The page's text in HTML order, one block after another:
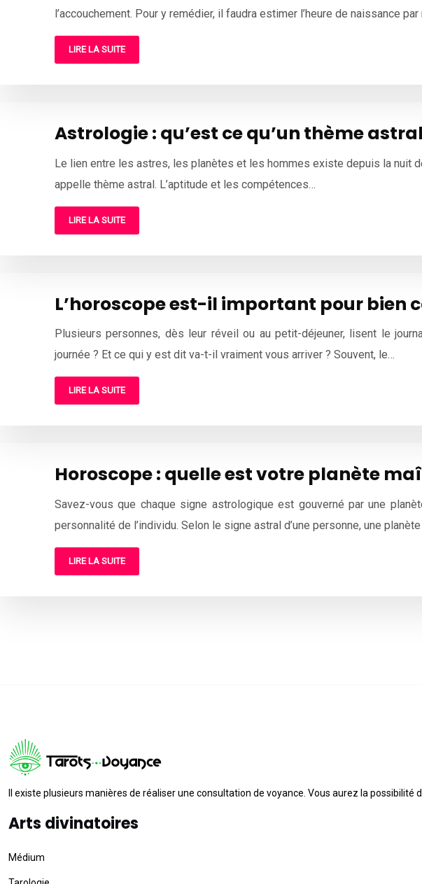
l’accouchement. Pour y remédier, il faudra estimer l’heure de naissance
LIRE LA SUITE
Astrologie : qu’est ce qu’un thème
Le lien entre les astres, les planètes et les hommes existe depuis la nuit
appelle thème astral. L’aptitude et les compétences…
LIRE LA SUITE
L’horoscope est-il important pour bien
Plusieurs personnes, dès leur réveil ou au petit-déjeuner, lisent le
journée ? Et ce qui y est dit va-t-il vraiment vous arriver ? Souvent, le…
LIRE LA SUITE
Horoscope : quelle est votre planète
Savez-vous que chaque signe astrologique est gouverné par une
personnalité de l’individu. Selon le signe astral d’une personne, une
LIRE LA SUITE
Il existe plusieurs manières de réaliser une consultation de voyance. Vous aurez la
Arts divinatoires
Médium